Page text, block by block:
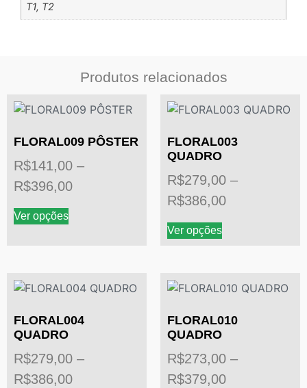
T1, T2
Produtos relacionados
FLORAL009 PÔSTER
R$141,00 –
R$396,00
Ver opções
FLORAL003
QUADRO
R$279,00 –
R$386,00
Ver opções
FLORAL004
QUADRO
R$279,00 –
R$386,00
FLORAL010
QUADRO
R$273,00 –
R$379,00